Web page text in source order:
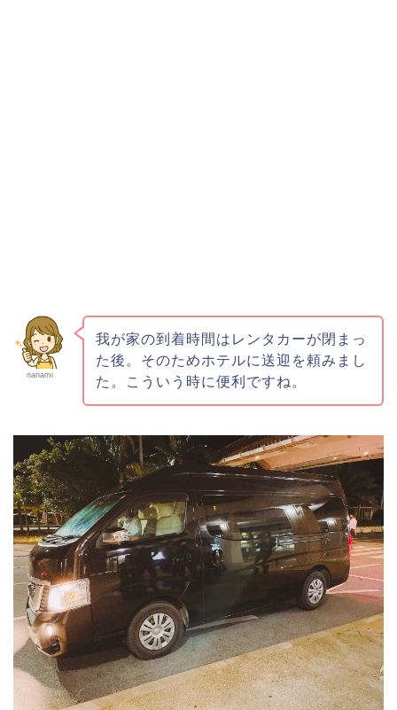
nanami
我が家の到着時間はレンタカーが閉まっ
た後。そのためホテルに送迎を頼みまし
た。こういう時に便利ですね。